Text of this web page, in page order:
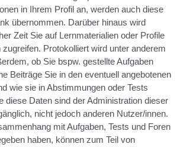
in Ihrem Profil an, werden auch diese
übernommen. Darüber hinaus wird
Zeit Sie auf Lernmaterialien oder Profile
Protokolliert wird unter anderem
ob Sie bspw. gestellte Aufgaben
Beiträge Sie in den eventuell angebotenen
wie sie in Abstimmungen oder Tests
diese Daten sind der Administration dieser
nicht jedoch anderen Nutzer/innen.
mit Aufgaben, Tests und Foren
haben, können zum Teil von